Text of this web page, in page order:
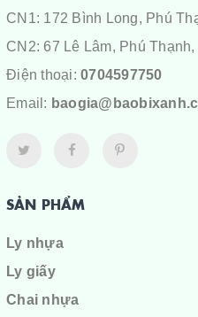
CN1: 172 Bình Long, Phú
CN2: 67 Lê Lâm, Phú Thạnh,
Điện thoại: 0704597750
Email:
SẢN PHẨM
Ly nhựa
Ly giấy
Chai nhựa